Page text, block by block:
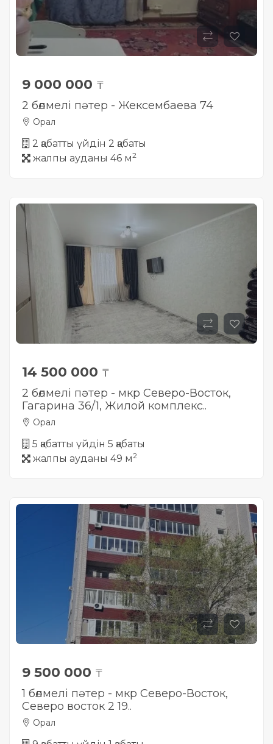
9 000 000 ₸
2 бөлмелі пәтер - Жексембаева 74
Орал
2 қабатты үйдін 2 қабаты
жалпы ауданы 46 м2
14 500 000 ₸
2 бөлмелі пәтер - мкр Северо-Восток,
Гагарина 36/1, Жилой комплекс..
Орал
5 қабатты үйдін 5 қабаты
жалпы ауданы 49 м2
9 500 000 ₸
1 бөлмелі пәтер - мкр Северо-Восток,
Северо восток 2 19..
Орал